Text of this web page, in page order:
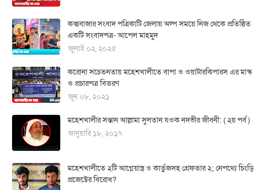
কক্সবাজার সংবাদ পত্রিকাটি জেলায় অল্প সময়ে নিজ থেকে প্রতিষ্ঠিত
একটি সংবাদপত্র- আপেল মাহমুদ
জুলাই ০২, ২০২৫
করোনা সচেতনতায় মহেশখালীতে বাপা ও ওয়াটারকিপারস এর মাস্ক
ও প্রচারপত্র বিতরণ
জুন ০৮, ২০২১
মহেশখালীর সন্তান আল্লামা সুলতান যওক নদভীর জীবনী: ( ২য় পর্ব )
জানুয়ারি ১৮, ২০১৭
মহেশখালীতে ২টি আগ্নেয়াস্ত্র ও কার্তুজসহ গ্রেফতার ২; নেপথ্যে চিংড়ি
প্রজেক্টের বিরোধ?